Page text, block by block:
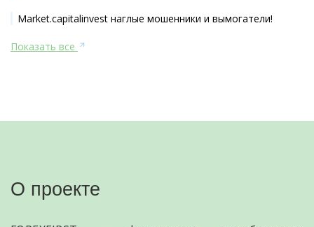
Market.capitalinvest наглые мошенники и вымогатели!
Показать все
О проекте